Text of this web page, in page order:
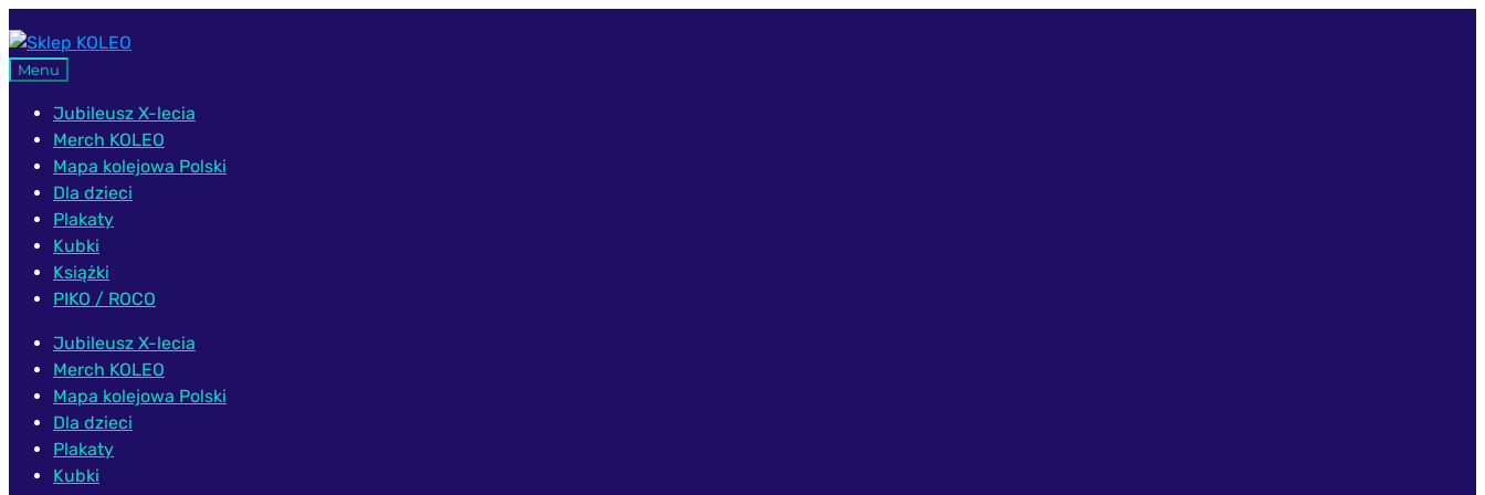
Przejdź
do
Przejdź
do
Menu
Jubileusz X-lecia
Merch KOLEO
Mapa kolejowa Polski
Dla dzieci
Plakaty
Kubki
Książki
PIKO / ROCO
Jubileusz X-lecia
Merch KOLEO
Mapa kolejowa Polski
Dla dzieci
Plakaty
Kubki